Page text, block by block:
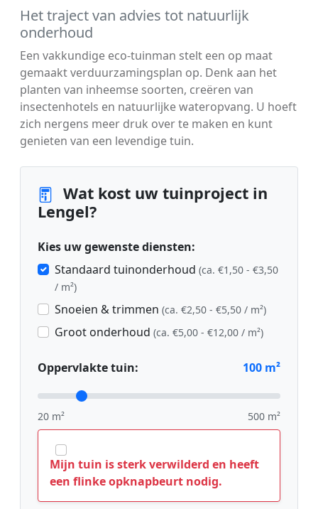
Het traject van advies tot natuurlijk
onderhoud
Een vakkundige eco-tuinman stelt een op maat
gemaakt verduurzamingsplan op. Denk aan het
planten van inheemse soorten, creëren van
insectenhotels en natuurlijke wateropvang. U hoeft
zich nergens meer druk over te maken en kunt
genieten van een levendige tuin.
Wat kost uw tuinproject in
Lengel?
Kies uw gewenste diensten:
Standaard tuinonderhoud (ca. €1,50 - €3,50
/ m²)
Snoeien & trimmen (ca. €2,50 - €5,50 / m²)
Groot onderhoud (ca. €5,00 - €12,00 / m²)
Oppervlakte tuin: 100 m²
20 m² 500 m²
Mijn tuin is sterk verwilderd en heeft
een flinke opknapbeurt nodig.